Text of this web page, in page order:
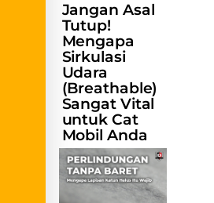
Jangan Asal
Tutup!
Mengapa
Sirkulasi
Udara
(Breathable)
Sangat Vital
untuk Cat
Mobil Anda